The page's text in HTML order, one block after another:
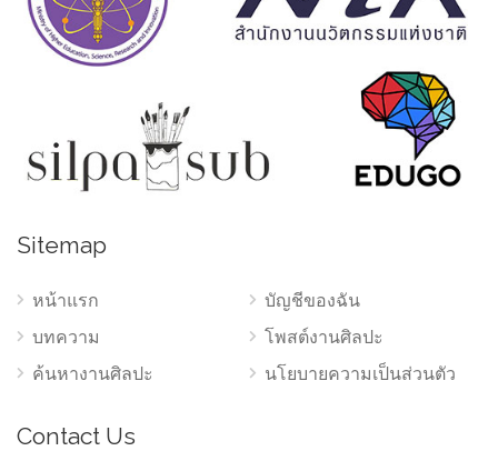
Sitemap
หน้าแรก
บทความ
ค้นหางานศิลปะ
บัญชีของฉัน
โพสต์งานศิลปะ
นโยบายความเป็นส่วนตัว
Contact Us